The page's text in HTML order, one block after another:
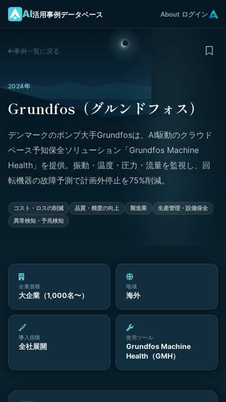
AI活用事例データベース About ログイン
事例一覧に戻る
2024年
Grundfos（グルンドフォス）
デンマークのポンプ大手Grundfosは、AI駆動のクラウド
ベース予知保全ソリューション「Grundfos Machine
Health」を提供。振動・温度・圧力・流量を監視し、回
転機器の故障予測で計画外停止を75%削減。
コスト・ロスの削減 品質・精度の向上 製造業
生産管理・設備保全
異常検知・予兆検知
企業規模
大企業（1,000名〜）
地域
海外
導入段階
全社展開
使用ツール
Grundfos Machine
Health（GMH）